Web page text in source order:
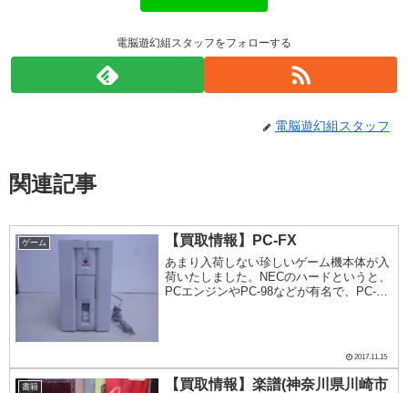
電脳遊幻組スタッフをフォローする
電脳遊幻組スタッフ
関連記事
ゲーム 【買取情報】PC-FX
あまり入荷しない珍しいゲーム機本体が入
荷いたしました。NECのハードというと、
PCエンジンやPC-98などが有名で、PC-FX
2017.11.15
書籍
【買取情報】楽譜(神奈川県川崎市